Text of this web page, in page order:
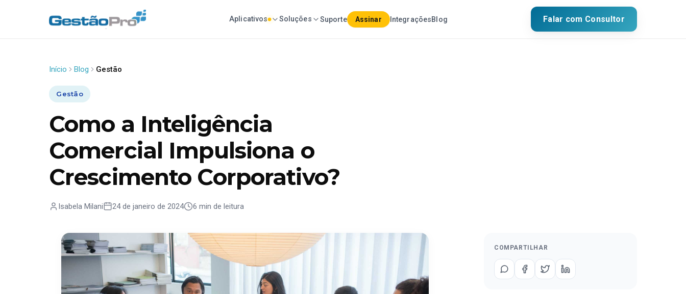
Aplicativos Soluções Suporte Assinar IntegraçõesBlog Falar com Consultor
Início Blog Gestão
Gestão
Como a Inteligência
Comercial Impulsiona o
Crescimento Corporativo?
Isabela Milani 24 de janeiro de 2024 6 min de leitura
COMPARTILHAR